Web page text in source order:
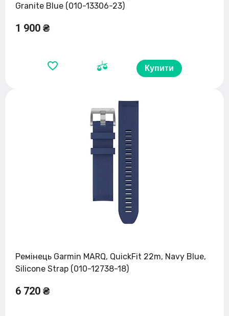
Granite Blue (010-13306-23)
1 900 ₴
Купити
Ремінець Garmin MARQ, QuickFit 22m, Navy Blue,
Silicone Strap (010-12738-18)
6 720 ₴